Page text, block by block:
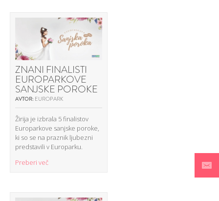
ZNANI FINALISTI
EUROPARKOVE
SANJSKE POROKE
AVTOR: EUROPARK
Žirija je izbrala 5 finalistov
Europarkove sanjske poroke,
ki so se na praznik ljubezni
predstavili v Europarku.
Preberi več